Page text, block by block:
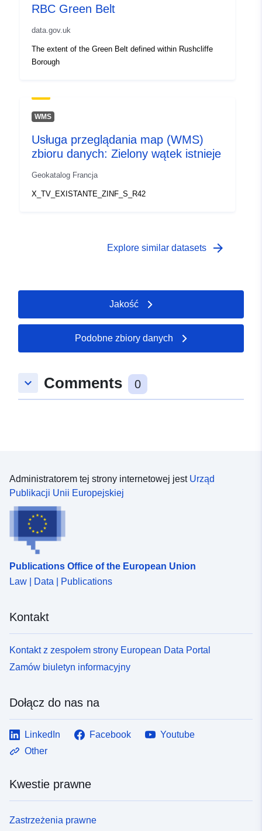
RBC Green Belt
data.gov.uk
The extent of the Green Belt defined within Rushcliffe
Borough
WMS
Usługa przeglądania map (WMS)
zbioru danych: Zielony wątek istnieje
Geokatalog Francja
X_TV_EXISTANTE_ZINF_S_R42
Explore similar datasets arrow_forward
Jakość
Podobne zbiory danych
keyboard_arrow_down Comments 0
Administratorem tej strony internetowej jest Urząd
Publikacji Unii Europejskiej
Publications Office of the European Union
Law | Data | Publications
Kontakt
Kontakt z zespołem strony European Data Portal
Zamów biuletyn informacyjny
Dołącz do nas na
LinkedIn Facebook
Youtube
Other
Kwestie prawne
Zastrzeżenia prawne